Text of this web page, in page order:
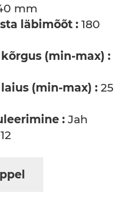
mm
läbimõõt : 180
(min-max) :
(min-max) : 25
: Jah